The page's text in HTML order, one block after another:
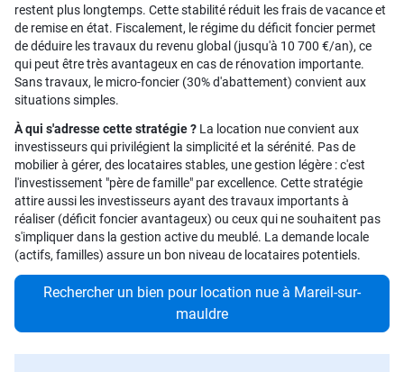
restent plus longtemps. Cette stabilité réduit les frais de vacance et
de remise en état. Fiscalement, le régime du déficit foncier permet
de déduire les travaux du revenu global (jusqu'à 10 700 €/an), ce
qui peut être très avantageux en cas de rénovation importante.
Sans travaux, le micro-foncier (30% d'abattement) convient aux
situations simples.
À qui s'adresse cette stratégie ? La location nue convient aux
investisseurs qui privilégient la simplicité et la sérénité. Pas de
mobilier à gérer, des locataires stables, une gestion légère : c'est
l'investissement "père de famille" par excellence. Cette stratégie
attire aussi les investisseurs ayant des travaux importants à
réaliser (déficit foncier avantageux) ou ceux qui ne souhaitent pas
s'impliquer dans la gestion active du meublé. La demande locale
(actifs, familles) assure un bon niveau de locataires potentiels.
Rechercher un bien pour location nue à Mareil-sur-
mauldre